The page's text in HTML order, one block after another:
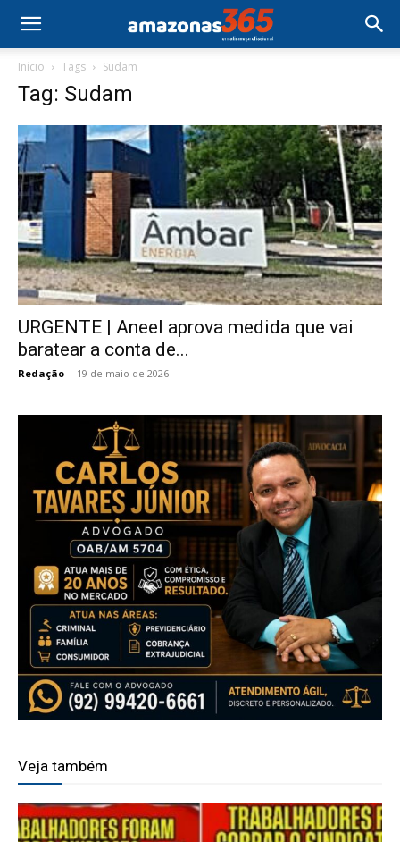
Início Tags Sudam
Tag: Sudam
URGENTE | Aneel aprova medida que vai
baratear a conta de...
Redação - 19 de maio de 2026
Veja também